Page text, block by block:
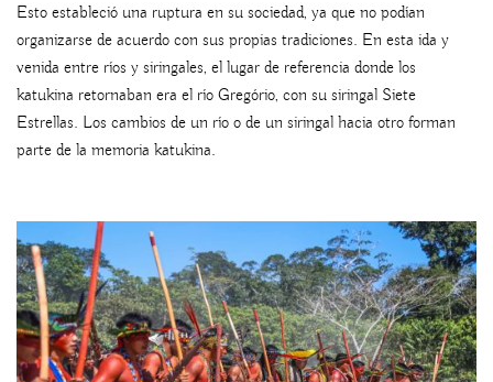
Esto estableció una ruptura en su sociedad, ya que no podían
organizarse de acuerdo con sus propias tradiciones. En esta ida y
venida entre ríos y siringales, el lugar de referencia donde los
katukina retornaban era el río Gregório, con su siringal Siete
Estrellas. Los cambios de un río o de un siringal hacia otro forman
parte de la memoria katukina.